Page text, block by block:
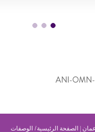
ANI-
| الصفحة الرئيسية الوصفات